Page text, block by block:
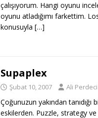
çalışıyorum. Hangi oyunu
oyunu atladığımı farkettim.
konusuyla […]
Supaplex
Şubat 10, 2007 Ali Perdeci
Çoğunuzun yakından tanıdığı
eskilerden. Puzzle, strategy